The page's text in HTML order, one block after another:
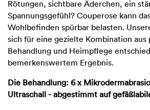
Rötungen, sichtbare Äderchen, ein
Spannungsgefühl? Couperose kann
Wohlbefinden spürbar belasten.
sich für eine gezielte Kombination aus
Behandlung und Heimpflege
bemerkenswertem Ergebnis.
Die Behandlung: 6 x
Ultraschall - abgestimmt auf